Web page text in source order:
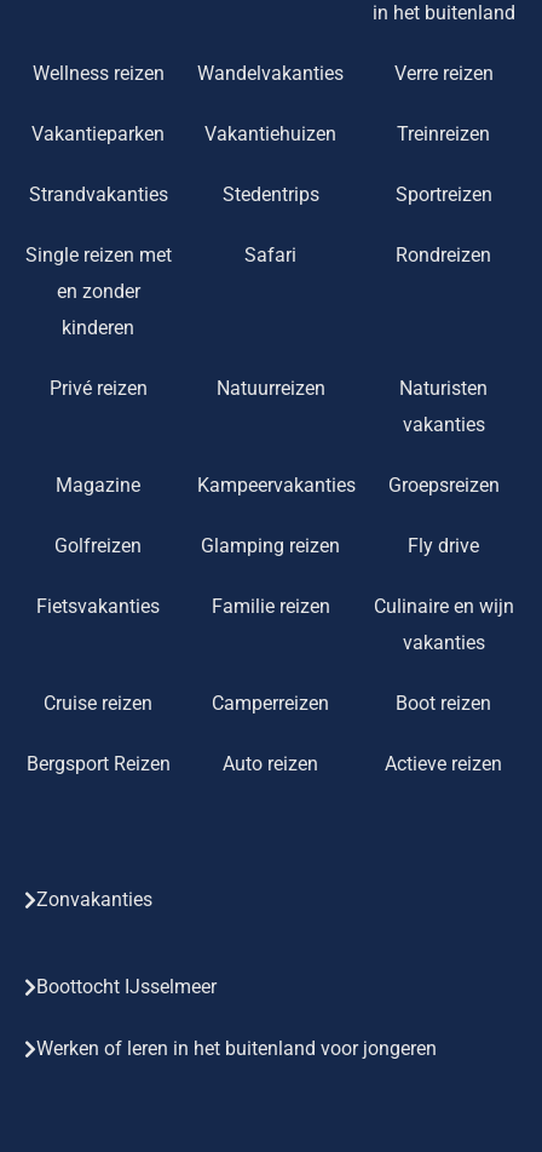
in het buitenland
Wellness reizen Wandelvakanties Verre reizen
Vakantieparken Vakantiehuizen Treinreizen
Strandvakanties Stedentrips Sportreizen
Single reizen met
en zonder
kinderen
Safari Rondreizen
Privé reizen Natuurreizen
Naturisten
vakanties
Magazine Kampeervakanties Groepsreizen
Golfreizen Glamping reizen Fly drive
Fietsvakanties Familie reizen
Culinaire en wijn
vakanties
Cruise reizen Camperreizen Boot reizen
Bergsport Reizen Auto reizen Actieve reizen
Zonvakanties
Boottocht IJsselmeer
Werken of leren in het buitenland voor jongeren